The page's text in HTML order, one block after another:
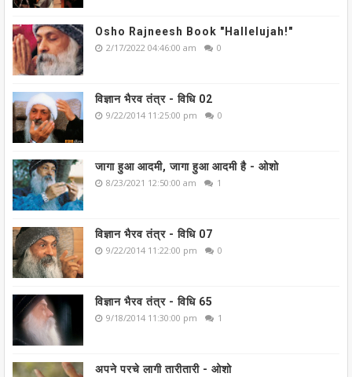
Osho Rajneesh Book "Hallelujah!"
2/17/2022 04:46:00 am 0
विज्ञान भैरव तंत्र - विधि 02
9/22/2014 11:25:00 pm 0
जागा हुआ आदमी, जागा हुआ आदमी है - ओशो
8/23/2021 12:50:00 am 1
विज्ञान भैरव तंत्र - विधि 07
9/22/2014 11:22:00 pm 0
विज्ञान भैरव तंत्र - विधि 65
9/18/2014 11:30:00 pm 1
अपने परचे लागी तारीतारी - ओशो